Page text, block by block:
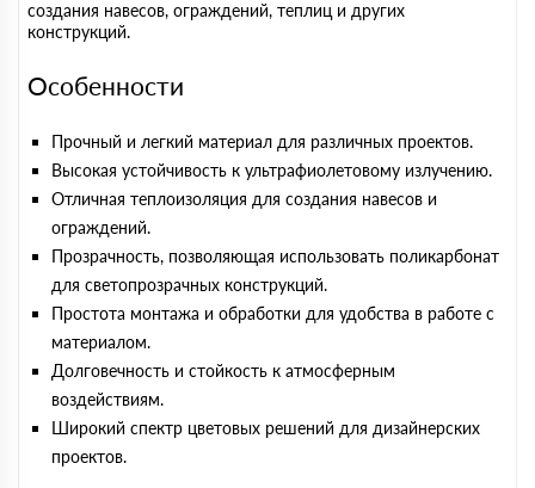
создания навесов, ограждений, теплиц и других
конструкций.
Особенности
Прочный и легкий материал для различных проектов.
Высокая устойчивость к ультрафиолетовому излучению.
Отличная теплоизоляция для создания навесов и
ограждений.
Прозрачность, позволяющая использовать поликарбонат
для светопрозрачных конструкций.
Простота монтажа и обработки для удобства в работе с
материалом.
Долговечность и стойкость к атмосферным
воздействиям.
Широкий спектр цветовых решений для дизайнерских
проектов.